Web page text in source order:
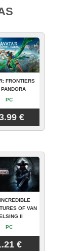
FRONTIERS
PANDORA
PC
€
OF VAN
II
PC
€